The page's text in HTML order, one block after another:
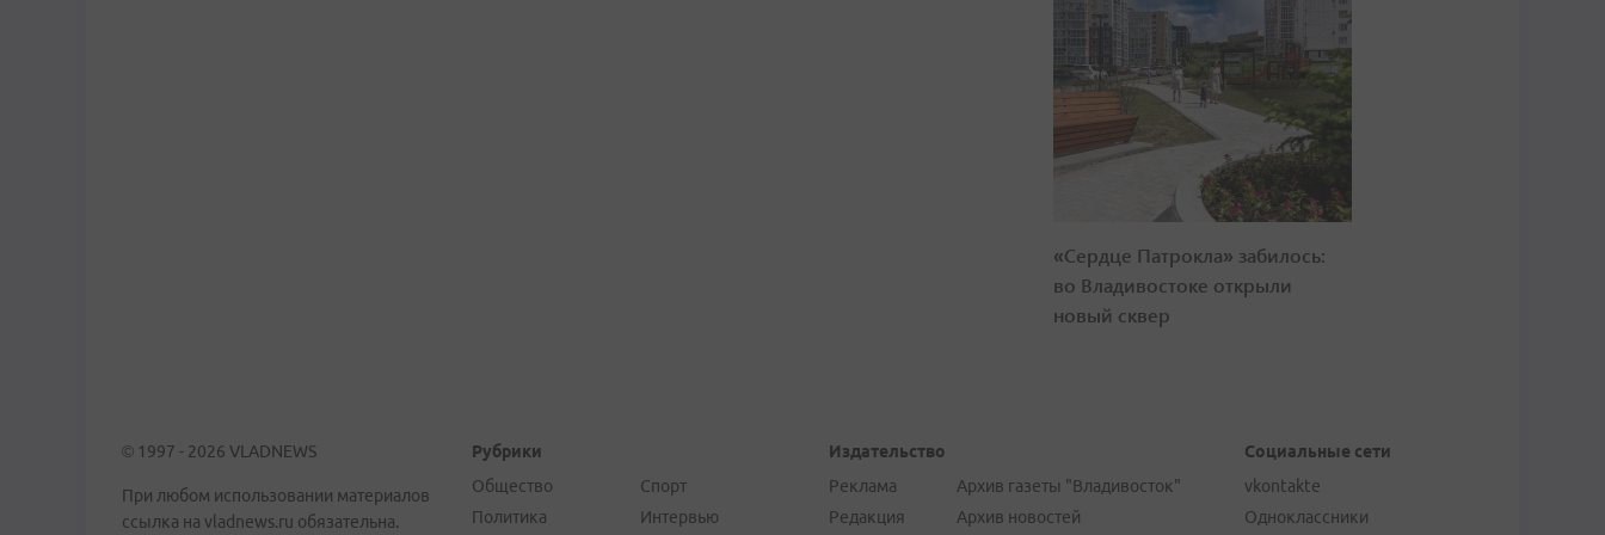
«Сердце Патрокла» забилось:
во Владивостоке открыли
новый сквер
© 1997 - 2026 VLADNEWS
При любом использовании материалов
ссылка на vladnews.ru обязательна.
Рубрики
Общество
Политика
Спорт
Интервью
Издательство
Реклама
Редакция
Архив газеты "Владивосток"
Архив новостей
Социальные сети
vkontakte
Одноклассники